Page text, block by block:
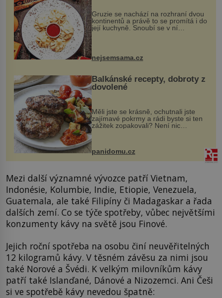
Gruzie se nachází na rozhraní dvou
kontinentů a právě to se promítá i do
její kuchyně. Snoubí se v ní
evropské a asijské chutě a díky tomu
vznikají rozmanité a chuťově bohaté
pokrmy, které rozhodně st...
nejsemsama.cz
Balkánské recepty, dobroty z
dovolené
Měli jste se krásně, ochutnali jste
zajímavé pokrmy a rádi byste si ten
zážitek zopakovali? Není nic
snazšího. Pljeskavica (10 porcí)
Možná jste ji ochutnali na dovolené v
panidomu.cz
Mezi další významné vývozce patří Vietnam,
Indonésie, Kolumbie, Indie, Etiopie, Venezuela,
Guatemala, ale také Filipíny či Madagaskar a řada
dalších zemí. Co se týče spotřeby, vůbec největšími
konzumenty kávy na světě jsou Finové.
Jejich roční spotřeba na osobu činí neuvěřitelných
12 kilogramů kávy. V těsném závěsu za nimi jsou
také Norové a Švédi. K velkým milovníkům kávy
patří také Islanďané, Dánové a Nizozemci. Ani Češi
si ve spotřebě kávy nevedou špatně: